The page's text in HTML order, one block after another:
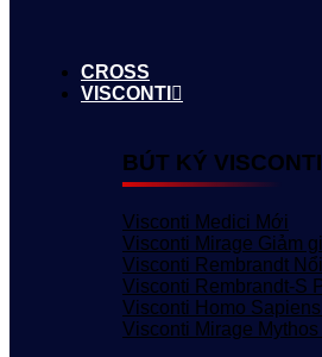
CROSS
VISCONTI
BÚT KÝ VISCONTI
Visconti Medici
Visconti Mirage
Visconti Rembrandt
Visconti Rembrandt-S
Visconti Homo Sapiens
Visconti Mirage Mythos